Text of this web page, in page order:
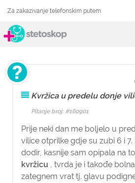
Za zakazivanje telefonskim putem
Kvržica u predelu donje
Pitanje broj: #160901
Prije neki dan me boljelo u
vilice otprilke gdje su zubi 6 i
dodir, kasnije sam opipala na
kvržicu , tvrda je i takođe
zategnem vrat tj. glavu